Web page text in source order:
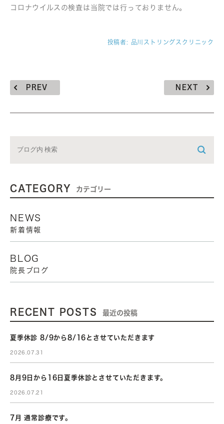
コロナウイルスの検査は当院では行っておりません。
投稿者: 品川ストリングスクリニック
PREV NEXT
CATEGORY カテゴリー
NEWS
新着情報
BLOG
院長ブログ
RECENT POSTS 最近の投稿
夏季休診 8/9から8/16とさせていただきます
2026.07.31
8月9日から16日夏季休診とさせていただきます。
2026.07.21
7月 通常診療です。